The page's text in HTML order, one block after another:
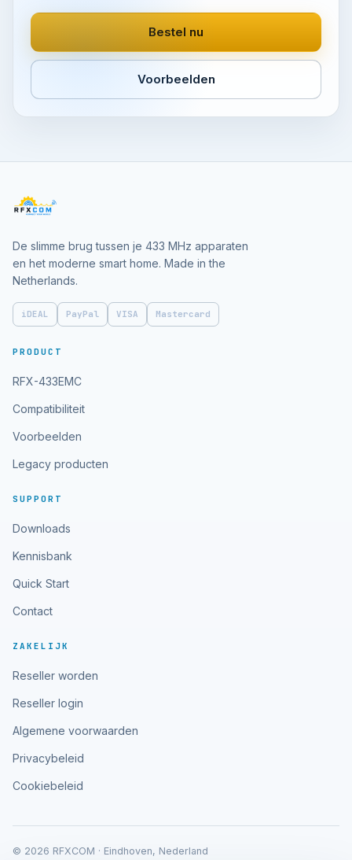
Bestel nu
Voorbeelden
De slimme brug tussen je 433 MHz apparaten
en het moderne smart home. Made in the
Netherlands.
iDEAL PayPal VISA Mastercard
PRODUCT
RFX-433EMC
Compatibiliteit
Voorbeelden
Legacy producten
SUPPORT
Downloads
Kennisbank
Quick Start
Contact
ZAKELIJK
Reseller worden
Reseller login
Algemene voorwaarden
Privacybeleid
Cookiebeleid
© 2026 RFXCOM · Eindhoven, Nederland